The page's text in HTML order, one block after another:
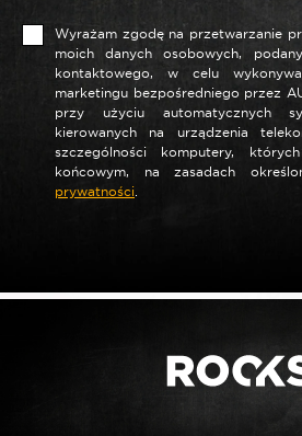
Nazwa *
E-mail*
Wyrażam zgodę na przetwarzanie
moich danych osobowych,
kontaktowego, w celu
marketingu bezpośredniego przez
przy użyciu automatycznych
kierowanych na urządzenia
szczególności komputery,
końcowym, na zasadach
prywatności.